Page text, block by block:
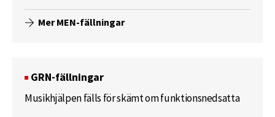
Mer MEN-fällningar
GRN-fällningar
Musikhjälpen fälls för skämt om funktionsnedsatta